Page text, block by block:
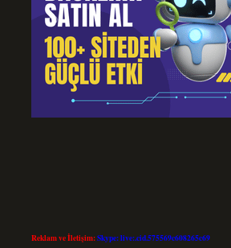
Reklam ve İletişim:Skype: live:.cid.575569c608265c69